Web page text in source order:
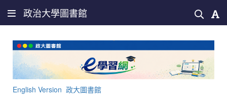
政治大學圖書館
English Version 政大圖書館